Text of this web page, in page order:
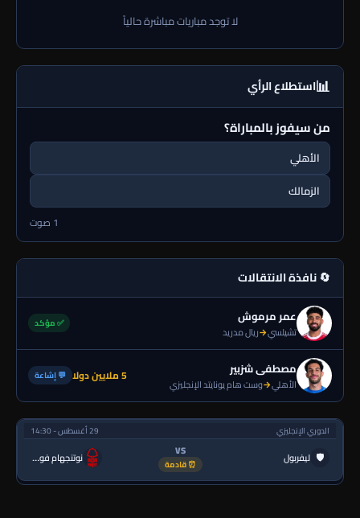
لا توجد مباريات مباشرة حالياً
📊استطلاع الرأي
من سيفوز بالمباراة؟
الأهلي
الزمالك
1 صوت
🔄 نافذة الانتقالات
عمر مرموش
تشيلسي→ريال مدريد
✅ مؤكد
مصطفى شزبير
الأهلي→وست هام يونايتد الإنجليزي 5 ملايين دولا 💬 إشاعة
الدوري الإنجليزي 29 أغسطس - 14:30
🛡 ليفربول VS
⏰ قادمة نوتنجهام فورست